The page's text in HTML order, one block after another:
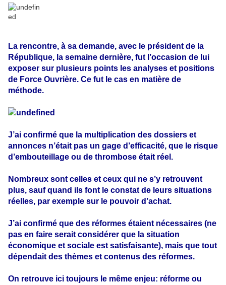
La rencontre, à sa demande, avec le président de la
République, la semaine dernière, fut l’occasion de lui
exposer sur plusieurs points les analyses et positions
de Force Ouvrière. Ce fut le cas en matière de
méthode.
J’ai confirmé que la multiplication des dossiers et
annonces n’était pas un gage d’efficacité, que le risque
d’embouteillage ou de thrombose était réel.
Nombreux sont celles et ceux qui ne s’y retrouvent
plus, sauf quand ils font le constat de leurs situations
réelles, par exemple sur le pouvoir d’achat.
J’ai confirmé que des réformes étaient nécessaires (ne
pas en faire serait considérer que la situation
économique et sociale est satisfaisante), mais que tout
dépendait des thèmes et contenus des réformes.
On retrouve ici toujours le même enjeu: réforme ou